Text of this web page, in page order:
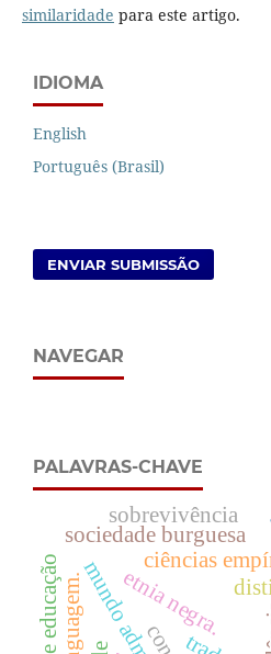
similaridade para este artigo.
IDIOMA
English
Português (Brasil)
ENVIAR SUBMISSÃO
NAVEGAR
PALAVRAS-CHAVE
etnia negra.
ciências
sociedade burguesa
sobrevivência